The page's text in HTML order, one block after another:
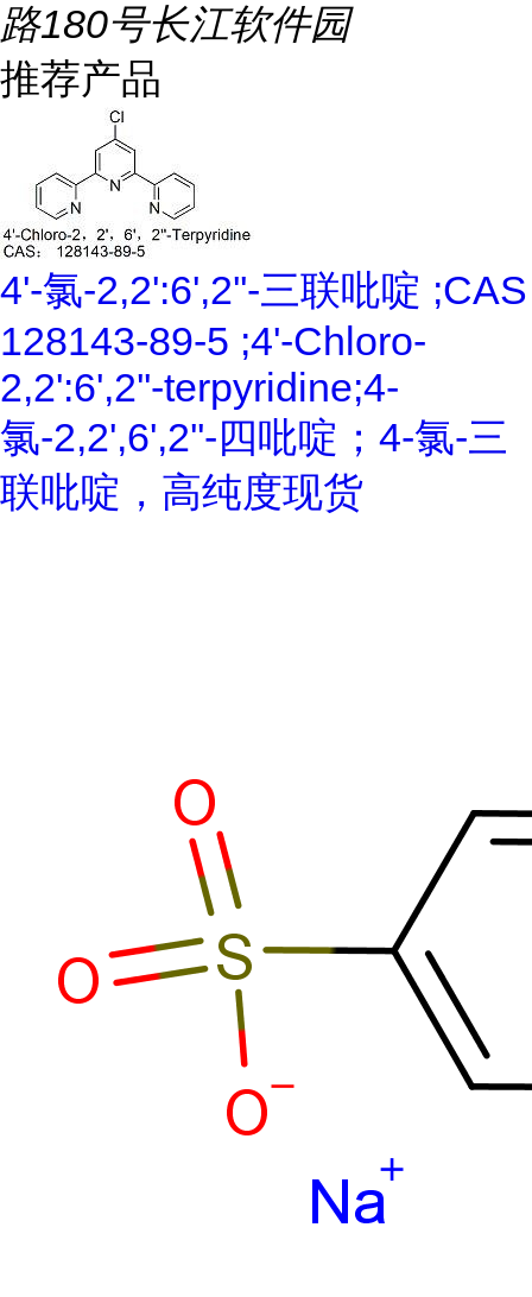
路180号长江软件园
推荐产品
4'-氯-2,2':6',2''-三联吡啶 ;CAS
128143-89-5 ;4'-Chloro-
2,2':6',2''-terpyridine;4-
氯-2,2',6',2''-四吡啶；4-氯-三
联吡啶，高纯度现货